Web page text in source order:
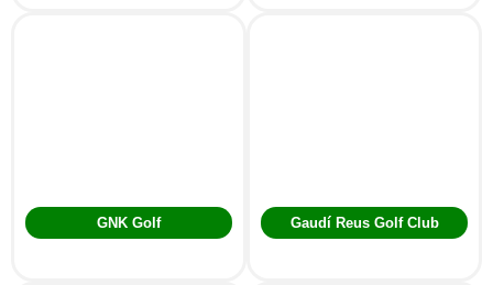
GNK Golf Gaudí Reus Golf Club